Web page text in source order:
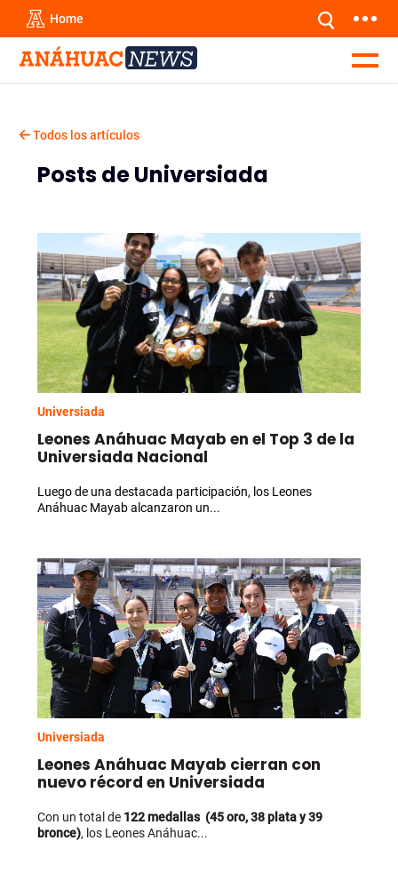
Home
Todos los artículos
Posts de Universiada
Universiada
Leones Anáhuac Mayab en el Top 3 de la
Universiada Nacional
Luego de una destacada participación, los Leones
Anáhuac Mayab alcanzaron un...
Universiada
Leones Anáhuac Mayab cierran con
nuevo récord en Universiada
Con un total de 122 medallas (45 oro, 38 plata y 39
bronce), los Leones Anáhuac...